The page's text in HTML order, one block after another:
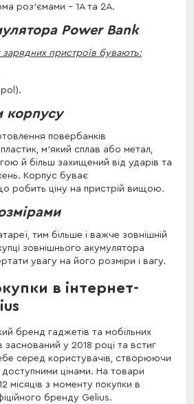
роз'ємами – 1А та 2А.
Power Bank
зарядних пристроїв бувають:
pol).
корпусу
повербанків
м'який сплав або метал,
й більш захищений від ударів та
Корпус буває
робить ціну на пристрій вищою.
тим більше і важче зовнішній
зовнішнього акумулятора
увагу на його розміри і вагу.
в інтернет-
бренд гаджетів та мобільних
заснований у 2018 році та встиг
серед користувачів, створюючи
доступними цінами. На товари
місяців з моменту покупки в
бренду Gelius.